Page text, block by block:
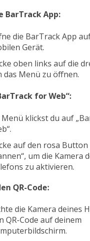
BarTrack App:
die BarTrack App
Gerät.
oben links auf die
das Menü zu öffnen.
for Web“:
Menü klickst du auf
auf den rosa Button
um die Kamera
zu aktivieren.
QR-Code:
die Kamera deines
QR-Code auf deinem